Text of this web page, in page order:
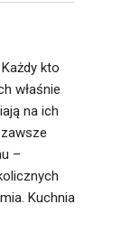
kto
właśnie
na ich
–